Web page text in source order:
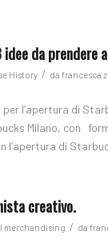
da prendere
History / da francesca
l’apertura di
Milano, con
l’apertura di
creativo.
merchandising / da